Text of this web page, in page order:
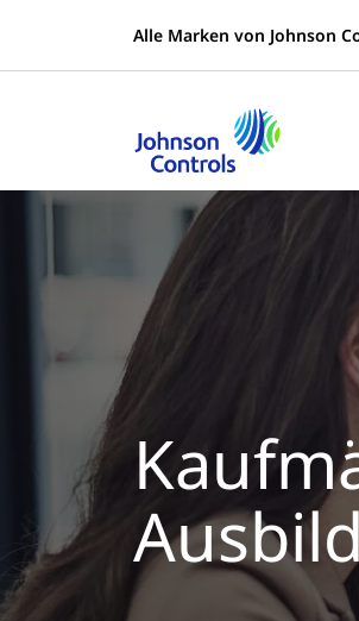
Alle Marken von Johnson